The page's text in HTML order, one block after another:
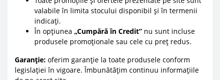
valabile în limita stocului disponibil și în termenii
indicați.
În opțiunea „Cumpără în Credit” nu sunt incluse
produsele promoționale sau cele cu preț redus.
Garanție: oferim garanție la toate produsele conform
legislației în vigoare. Îmbunătățim continuu informațiile